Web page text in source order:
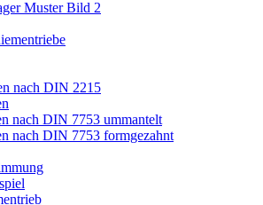
nach DIN 2215
nach DIN 7753 ummantelt
nach DIN 7753 formgezahnt